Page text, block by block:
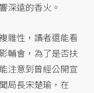
深遠的香火。
雜性，讀者還能看
輔會，為了是否扶
注意到曾經公開宣
局長宋楚瑜，在